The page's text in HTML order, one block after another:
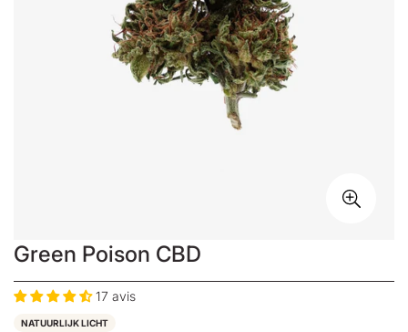
Green Poison CBD
17 avis
NATUURLIJK LICHT